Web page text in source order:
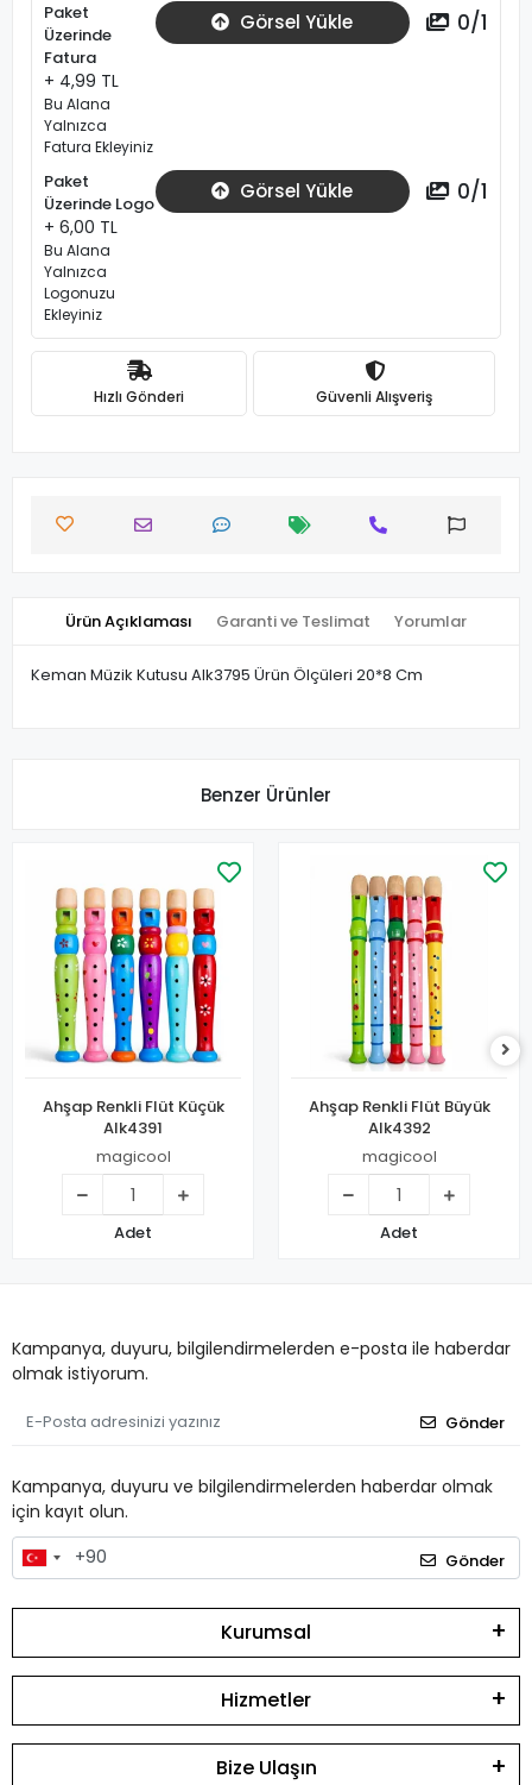
Paket
Üzerinde
Fatura
+ 4,99 TL
Bu Alana
Yalnızca
Fatura Ekleyiniz
Görsel Yükle 0/1
Paket
Üzerinde Logo
+ 6,00 TL
Bu Alana
Yalnızca
Logonuzu
Ekleyiniz
Görsel Yükle 0/1
Hızlı Gönderi Güvenli Alışveriş
Ürün Açıklaması Garanti ve Teslimat Yorumlar
Keman Müzik Kutusu Alk3795 Ürün Ölçüleri 20*8 Cm
Benzer Ürünler
Ahşap Renkli Flüt Küçük
Alk4391
magicool
Adet
Ahşap Renkli Flüt Büyük
Alk4392
magicool
Adet
Kampanya, duyuru, bilgilendirmelerden e-posta ile haberdar
olmak istiyorum.
Gönder
Kampanya, duyuru ve bilgilendirmelerden haberdar olmak
için kayıt olun.
Gönder
Kurumsal
Hizmetler
Bize Ulaşın